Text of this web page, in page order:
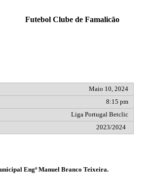
Futebol Clube de Famalicão
Maio 10, 2024
8:15 pm
Liga Portugal Betclic
2023/2024
Engº Manuel Branco Teixeira.